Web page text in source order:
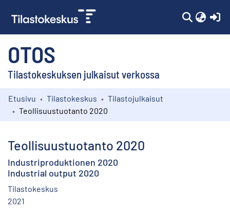
OTOS
Tilastokeskuksen julkaisut verkossa
Kokoelmat
Etusivu Tilastokeskus
Tilastojulkaisut
Teollisuustuotanto 2020
Teollisuustuotanto 2020
Industriproduktionen 2020
Industrial output 2020
Tilastokeskus
2021